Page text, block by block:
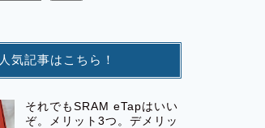
人気記事はこちら！
それでもSRAM eTapはいい
ぞ。メリット3つ。デメリッ